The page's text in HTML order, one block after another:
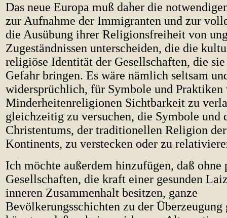
Das neue Europa muß daher die
zur Aufnahme der Immigranten und zur
die Ausübung ihrer Religionsfreiheit von
Zugeständnissen unterscheiden, die die
religiöse Identität der Gesellschaften, die
Gefahr bringen. Es wäre nämlich seltsam
widersprüchlich, für Symbole und Praktiken
Minderheitenreligionen Sichtbarkeit zu
gleichzeitig zu versuchen, die Symbole und
Christentums, der traditionellen Religion
Kontinents, zu verstecken oder zu
Ich möchte außerdem hinzufügen, daß ohne
Gesellschaften, die kraft einer gesunden
inneren Zusammenhalt besitzen, ganze
Bevölkerungsschichten zu der Überzeugung